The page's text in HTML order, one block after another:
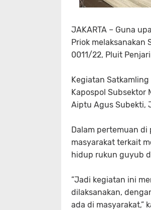
JAKARTA – Guna
Priok melaksanakan
0011/22, Pluit
Kegiatan
Kapospol Subsektor
Aiptu Agus Subekti,
Dalam pertemuan di
masyarakat terkait
hidup rukun guyub
”Jadi kegiatan ini
dilaksanakan,
ada di masyarakat,”